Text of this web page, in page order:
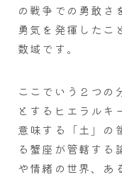
の戦争での勇敢さ
勇気を発揮したこ
数域です。
ここでいう２つの
とするヒエラルキ
意味する「土」の
る蟹座が管轄する
や情緒の世界、あ